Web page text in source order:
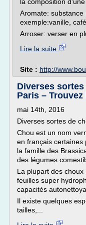
Aromate: substance
exemple:vanille,
Arroser: verser en
Lire la suite
Site : http://
Diverses
Paris – Trouvez
mai 14th, 2016
Diverses sortes de
Chou est un nom
en français certaines
la famille des
des légumes
La plupart des
feuilles super
capacités
Il existe quelques
tailles,...